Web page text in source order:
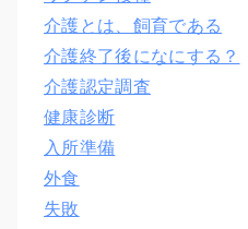
介護とは、飼育である
介護終了後になにする？
介護認定調査
健康診断
入所準備
外食
失敗